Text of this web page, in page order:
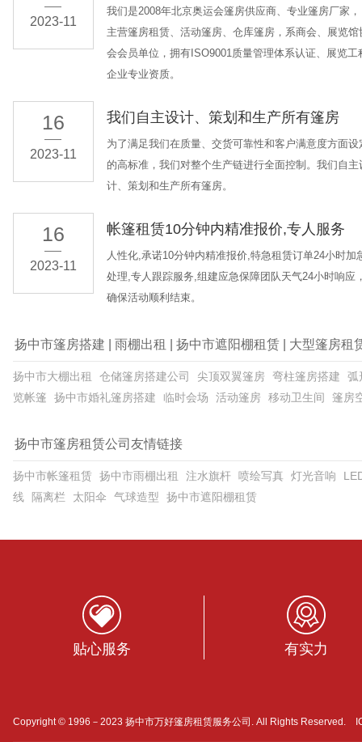
2023-11
我们是2008年北京奥运会篷房供应商、专业篷房厂家，
主营篷房租赁、活动篷房、仓库篷房，系商会、展览馆
会会员单位，拥有ISO9001质量管理体系认证、展览工
企业专业资质。
16
2023-11
我们自主设计、策划和生产所有篷房
为了满足我们在质量、交货可靠性和客户满意度方面设
的高标准，我们对整个生产链进行全面控制。我们自主
计、策划和生产所有篷房。
16
2023-11
帐篷租赁10分钟内精准报价,专人服务
人性化,承诺10分钟内精准报价,特急租赁订单24小时加
处理,专人跟踪服务,组建应急保障团队天气24小时响应
确保活动顺利结束。
扬中市篷房搭建 雨棚出租 扬中市遮阳棚租赁| 大型篷房租
扬中市大棚出租 仓储篷房搭建公司 尖顶双翼篷房 弯柱篷房搭建
弧
览帐篷
扬中市婚礼篷房搭建 临时会场 活动篷房 移动卫生间 篷房
扬中市篷房租赁公司友情链接
扬中市帐篷租赁 扬中市雨棚出租 注水旗杆 喷绘写真 灯光音响
线
隔离栏 太阳伞 气球造型 扬中市遮阳棚租赁
贴心服务 有实力
Copyright © 1996－2023 扬中市万好篷房租赁服务公司. All Rights Reserved.